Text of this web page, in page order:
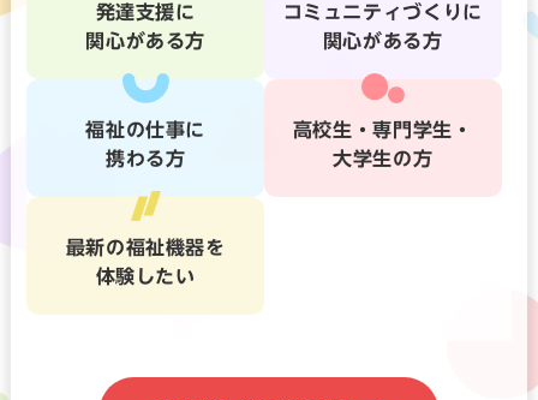
発達支援に
関心がある方
コミュニティづくりに
関心がある方
福祉の仕事に
携わる方
高校生・専門学生・
大学生の方
最新の福祉機器を
体験したい